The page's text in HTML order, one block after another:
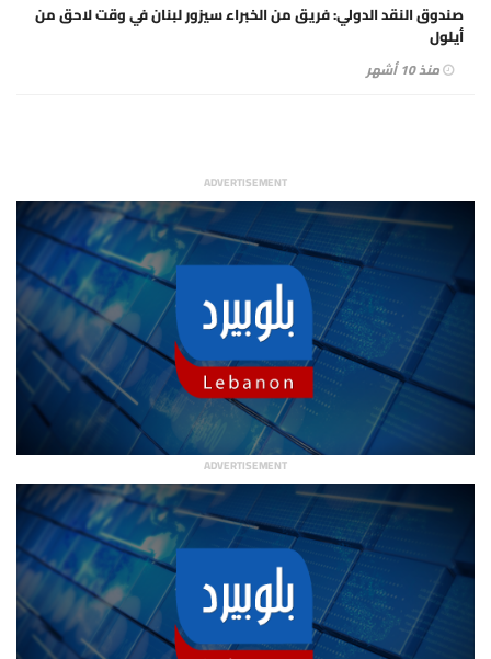
صندوق النقد الدولي: فريق من الخبراء سيزور لبنان في وقت لاحق من
أيلول
ADVERTISEMENT
ADVERTISEMENT